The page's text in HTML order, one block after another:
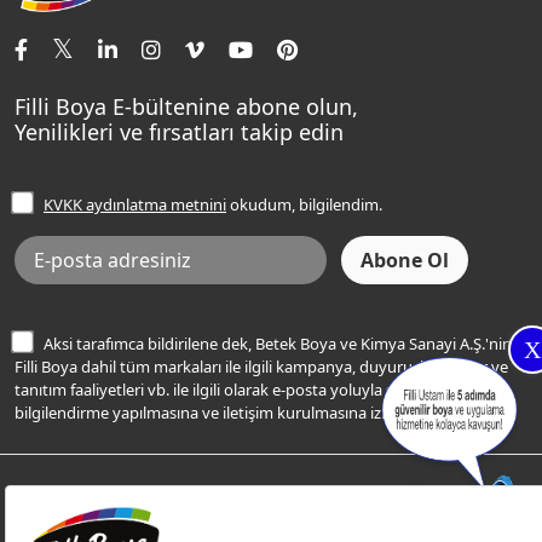
X
Tavan Boyaları
Ev Bakım ve Hobi Boyaları
Yatak Odası Renkleri
Sentomaxx Sentetik Boya
Sentomaxx İpeksi Mat
Momento Life
Şampanya Rengi
Açık Mavi Rengi
Frezya Rengi
İletişim Bilgilerimiz
Renk Danışma
Filli Ustam
Sıkça Sorulan Sorular
Ücretsiz Yalıtım Keşif Hizmeti
Bilgi Toplumu Hizmetleri
İnternet Sitesi Kullanım Koşulları
KVKK Talep Formu
KVKK Aydınlatma Metni
Filli Boya E-bültenine abone olun,
Yenilikleri ve fırsatları takip edin
KVKK aydınlatma metniniokudum, bilgilendim.
Aksi tarafımca bildirilene dek, Betek Boya ve Kimya Sanayi A.Ş.'nin
Filli Boya dahil tüm markaları ile ilgili kampanya, duyuru, hizmetler ve
tanıtım faaliyetleri vb. ile ilgili olarak e-posta yoluyla şahsıma
bilgilendirme yapılmasına ve iletişim kurulmasına izin veriyorum.